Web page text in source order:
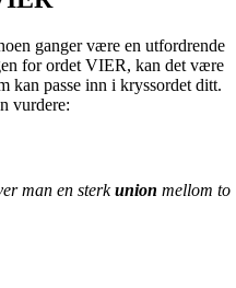
ganger være en utfordrende
for ordet VIER, kan det være
kan passe inn i kryssordet ditt.
vurdere:
man en sterkunion mellom to